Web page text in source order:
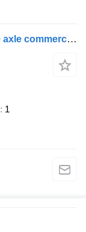
Niewiadów H13251H Niewiadów single axle commercial trailer
1